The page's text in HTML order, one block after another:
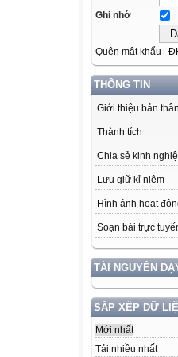
Ghi nhớ
Quên mật khẩu
THÔNG TIN
Giới thiệu bản thân
Thành tích
Chia sẻ kinh
Lưu giữ kỉ niệm
Hình ảnh hoạt
Soạn bài trực
TÀI NGUYÊN
SẮP XẾP DỮ
Mới nhất
Tải nhiều nhất